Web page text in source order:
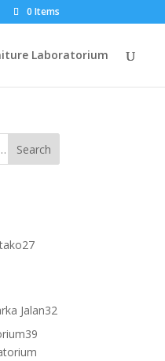
0 Items
Laboratorium
Search
2727
Jalan32
39